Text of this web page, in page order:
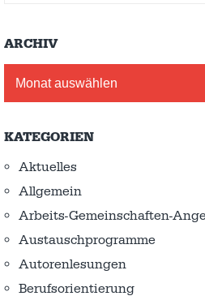
ARCHIV
KATEGORIEN
Aktuelles
Allgemein
Arbeits-Gemeinschaften-
Austausch­programme
Autorenlesungen
Berufsorientierung